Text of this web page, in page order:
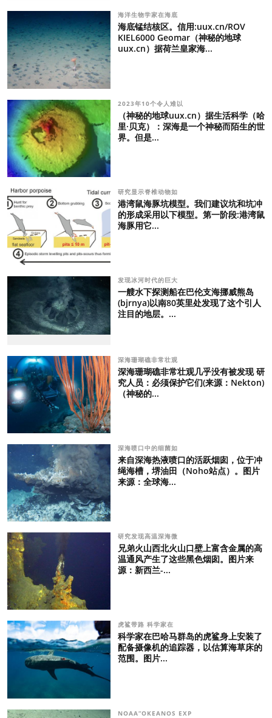
海洋生物学家在海底
海底锰结核区。信用:uux.cn/ROV
KIEL6000 Geomar（神秘的地球
uux.cn）据荷兰皇家海...
2023年10个令人难以
（神秘的地球uux.cn）据生活科学（哈
里·贝克）：深海是一个神秘而陌生的世
界。但是...
研究显示脊椎动物如
港湾鼠海豚坑模型。我们建议坑和坑冲
的形成采用以下模型。第一阶段:港湾鼠
海豚用它...
发现冰河时代的巨大
一艘水下探测船在巴伦支海挪威熊岛
(bjrnya)以南80英里处发现了这个引人
注目的地层。...
深海珊瑚礁非常壮观
深海珊瑚礁非常壮观几乎没有被发现 研
究人员：必须保护它们(来源：Nekton)
（神秘的...
深海喷口中的细菌如
来自深海热液喷口的活跃烟囱，位于冲
绳海槽，堺油田（Noho站点）。图片
来源：全球海...
研究发现高温深海微
兄弟火山西北火山口壁上富含金属的高
温通风产生了这些黑色烟囱。图片来
源：新西兰-...
虎鲨带路 科学家在
科学家在巴哈马群岛的虎鲨身上安装了
配备摄像机的追踪器，以估算海草床的
范围。图片...
NOAA“OKEANOS EXP